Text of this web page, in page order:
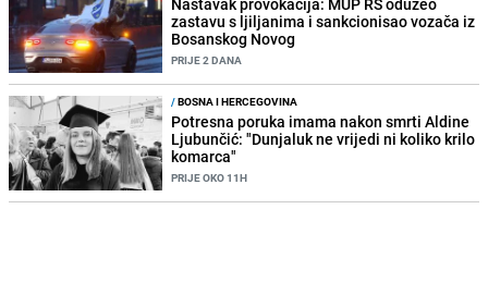
zastavu s ljiljanima i sankcionisao vozača iz
Bosanskog Novog
PRIJE 2 DANA
/BOSNA I HERCEGOVINA
Potresna poruka imama nakon smrti Aldine
Ljubunčić: "Dunjaluk ne vrijedi ni koliko krilo
komarca"
PRIJE OKO 11H